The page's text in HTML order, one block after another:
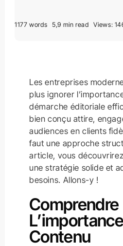
1177 words 5,9 min read Views:
Les entreprises
plus ignorer
démarche éditoriale
bien conçu attire,
audiences en clients
faut une approche
article, vous
une stratégie solide et
besoins. Allons-y !
Comprendre
Contenu